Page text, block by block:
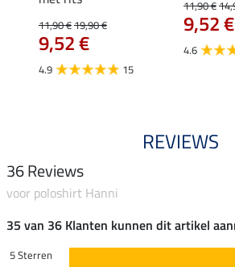
11,90 €19,90 €
9,52 €
4.9 15
11,90 €
9,52 €
4.6
REVIEWS
36 Reviews
voor poloshirt Hanni
35 van 36 Klanten kunnen dit artikel
5 Sterren